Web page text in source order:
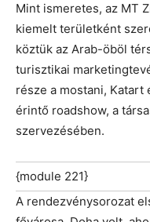
Mint ismeretes, az MT
kiemelt területként
köztük az Arab-öböl
turisztikai
része a mostani, Katart
érintő roadshow, a
szervezésében.
{module 221}
A rendezvénysorozat